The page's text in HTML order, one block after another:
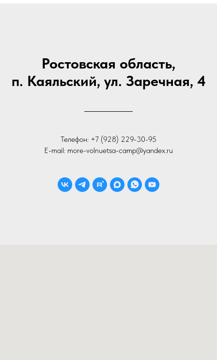
Ростовская область,
п. Каяльский, ул. Заречная, 4
Телефон: +7 (928) 229-30-95
E-mail: more-volnuetsa-camp@yandex.ru